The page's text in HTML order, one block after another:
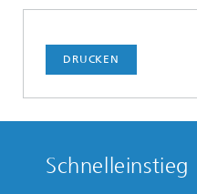
DRUCKEN
Schnelleinstieg